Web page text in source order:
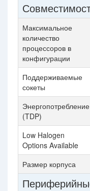
Максимальное
количество
процессоров в
конфигурации
Поддерживаемые
сокеты
Энергопотребление
(TDP)
Low Halogen
Options Available
Размер корпуса